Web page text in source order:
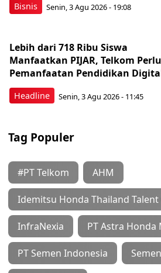
Bisnis Senin, 3 Agu 2026 - 19:08
Headline
Lebih dari 718 Ribu Siswa
Manfaatkan PIJAR, Telkom
Pemanfaatan Pendidikan
Senin, 3 Agu 2026 - 11:45
Tag Populer
#PT Telkom AHM
Idemitsu Honda Thailand Talent
InfraNexia PT Astra
PT Semen Indonesia